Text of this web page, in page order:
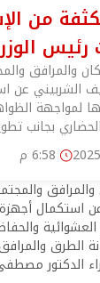
من
والمرافق
الشربيني عن
لمواجهة
بجانب
6:58 م
والمرافق
استكمال أجهزة
الطرق
الدكتور